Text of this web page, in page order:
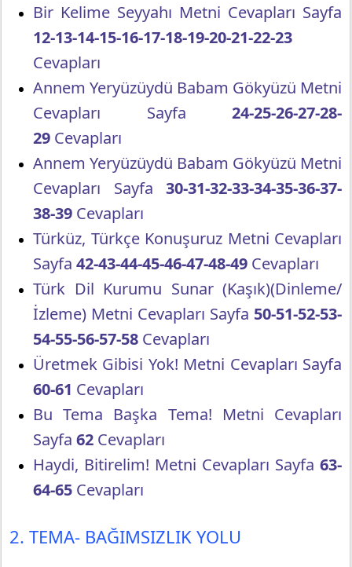
Bir Kelime Seyyahı Metni Cevapları Sayfa
12-13-14-15-16-17-18-19-20-21-22-23
Cevapları
Annem Yeryüzüydü Babam Gökyüzü Metni
Cevapları Sayfa 24-25-26-27-28-
29 Cevapları
Annem Yeryüzüydü Babam Gökyüzü Metni
Cevapları Sayfa 30-31-32-33-34-35-36-37-
38-39 Cevapları
Türküz, Türkçe Konuşuruz Metni Cevapları
Sayfa 42-43-44-45-46-47-48-49 Cevapları
Türk Dil Kurumu Sunar (Kaşık)(Dinleme/
İzleme) Metni Cevapları Sayfa 50-51-52-53-
54-55-56-57-58 Cevapları
Üretmek Gibisi Yok! Metni Cevapları Sayfa
60-61 Cevapları
Bu Tema Başka Tema! Metni Cevapları
Sayfa 62 Cevapları
Haydi, Bitirelim! Metni Cevapları Sayfa 63-
64-65 Cevapları
2. TEMA- BAĞIMSIZLIK YOLU